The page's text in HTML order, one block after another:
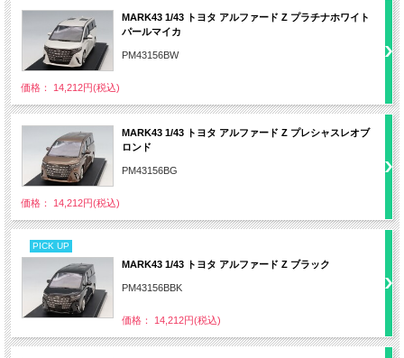
MARK43 1/43 トヨタ アルファード Z プラチナホワイト
パールマイカ
PM43156BW
価格： 14,212円(税込)
MARK43 1/43 トヨタ アルファード Z プレシャスレオブ
ロンド
PM43156BG
価格： 14,212円(税込)
PICK UP
MARK43 1/43 トヨタ アルファード Z ブラック
PM43156BBK
価格： 14,212円(税込)